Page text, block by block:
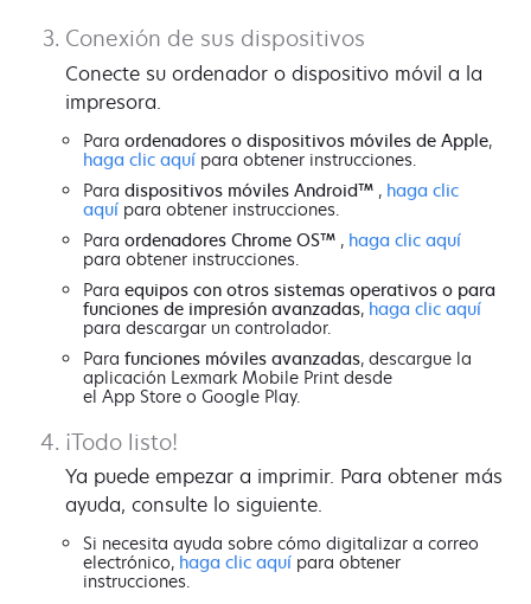
Conexión de sus dispositivos
Conecte su ordenador o dispositivo móvil a la
impresora.
Para ordenadores o dispositivos móviles de Apple,
haga clic aquí para obtener instrucciones.
Para dispositivos móviles Android™ , haga clic
aquí para obtener instrucciones.
Para ordenadores Chrome OS™ , haga clic aquí
para obtener instrucciones.
Para equipos con otros sistemas operativos o para
funciones de impresión avanzadas, haga clic aquí
para descargar un controlador.
Para funciones móviles avanzadas, descargue la
aplicación Lexmark Mobile Print desde
el App Store o Google Play.
¡Todo listo!
Ya puede empezar a imprimir. Para obtener más
ayuda, consulte lo siguiente.
Si necesita ayuda sobre cómo digitalizar a correo
electrónico, haga clic aquí para obtener
instrucciones.